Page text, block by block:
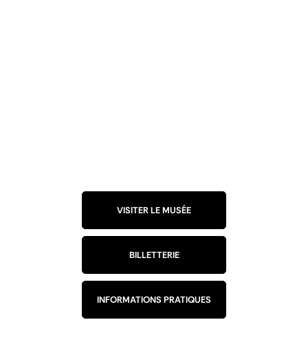
VISITER LE MUSÉE
BILLETTERIE
INFORMATIONS PRATIQUES